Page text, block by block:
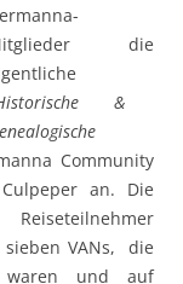
die
&
alogische
Community
an. Die
VANs, die
waren und auf